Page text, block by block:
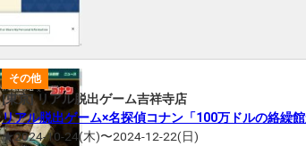
その他
[東京] リアル脱出ゲーム吉祥寺店
リアル脱出ゲーム×名探偵コナン「100万ドルの絡繰
★2024-10-24(木)〜2024-12-22(日)